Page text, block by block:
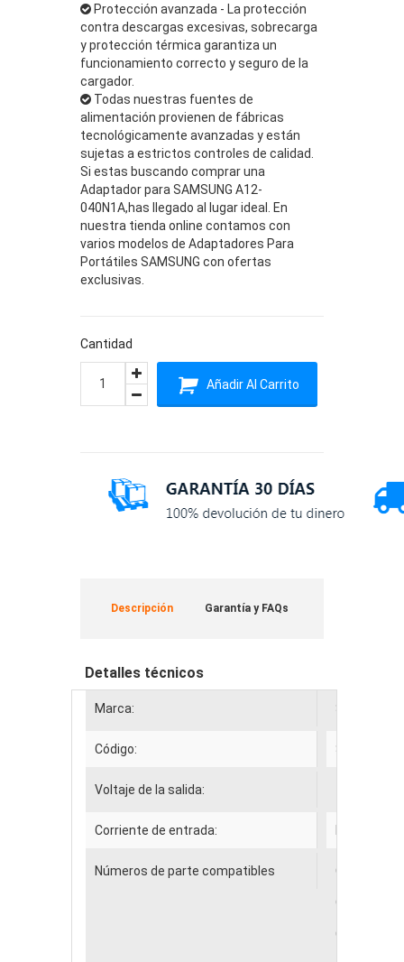
Protección avanzada - La protección
contra descargas excesivas, sobrecarga
y protección térmica garantiza un
funcionamiento correcto y seguro de la
cargador.
Todas nuestras fuentes de
alimentación provienen de fábricas
tecnológicamente avanzadas y están
sujetas a estrictos controles de calidad.
Si estas buscando comprar una
Adaptador para SAMSUNG A12-
040N1A,has llegado al lugar ideal. En
nuestra tienda online contamos con
varios modelos de Adaptadores Para
Portátiles SAMSUNG con ofertas
exclusivas.
Cantidad
Añadir Al Carrito
Descripción Garantía y FAQs
Detalles técnicos
Marca: SAMSUNG
Código: SAM17574
Voltaje de la salida:
Corriente de entrada:
Números de parte compatibles Car Plug:
OUTPUT:
Connecter